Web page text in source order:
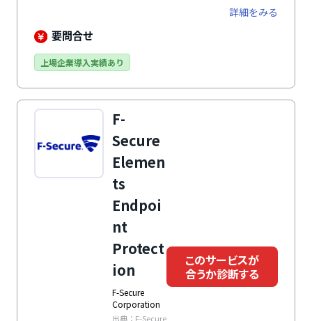
詳細をみる
要問合せ
上場企業導入実績あり
F-
Secure
Elemen
ts
Endpoi
nt
Protect
ion
F-Secure
Corporation
出典：F-Secure
このサービスが
合うか診断する